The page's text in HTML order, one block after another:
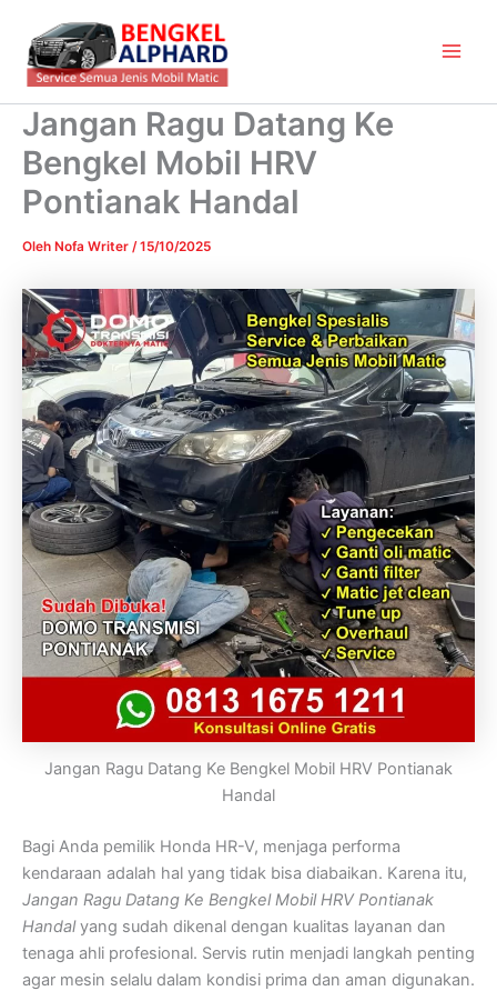
konten
Jangan Ragu Datang Ke
Bengkel Mobil HRV
Pontianak Handal
Oleh Nofa Writer /15/10/2025
Jangan Ragu Datang Ke Bengkel Mobil HRV Pontianak
Handal
Bagi Anda pemilik Honda HR-V, menjaga performa
kendaraan adalah hal yang tidak bisa diabaikan. Karena itu,
Jangan Ragu Datang Ke Bengkel Mobil HRV Pontianak
Handalyang sudah dikenal dengan kualitas layanan dan
tenaga ahli profesional. Servis rutin menjadi langkah penting
agar mesin selalu dalam kondisi prima dan aman digunakan.